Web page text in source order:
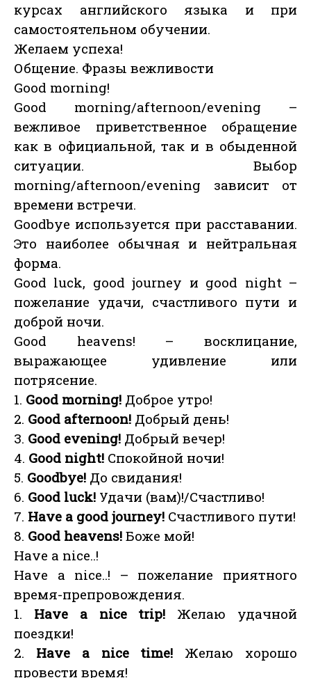
курсах английского языка и при
самостоятельном обучении.
Желаем успеха!
Общение. Фразы вежливости
Good morning!
Good morning/afternoon/evening –
вежливое приветственное обращение
как в официальной, так и в обыденной
ситуации. Выбор
morning/afternoon/evening зависит от
времени встречи.
Goodbye используется при расставании.
Это наиболее обычная и нейтральная
форма.
Good luck, good journey и good night –
пожелание удачи, счастливого пути и
доброй ночи.
Good heavens! – восклицание,
выражающее удивление или
потрясение.
1. Good morning! Доброе утро!
2. Good afternoon! Добрый день!
3. Good evening! Добрый вечер!
4. Good night! Спокойной ночи!
5. Goodbye! До свидания!
6. Good luck! Удачи (вам)!/Счастливо!
7. Have a good journey! Счастливого пути!
8. Good heavens! Боже мой!
Have a nice..!
Have a nice..! – пожелание приятного
время-препровождения.
1. Have a nice trip! Желаю удачной
поездки!
2. Have a nice time! Желаю хорошо
провести время!